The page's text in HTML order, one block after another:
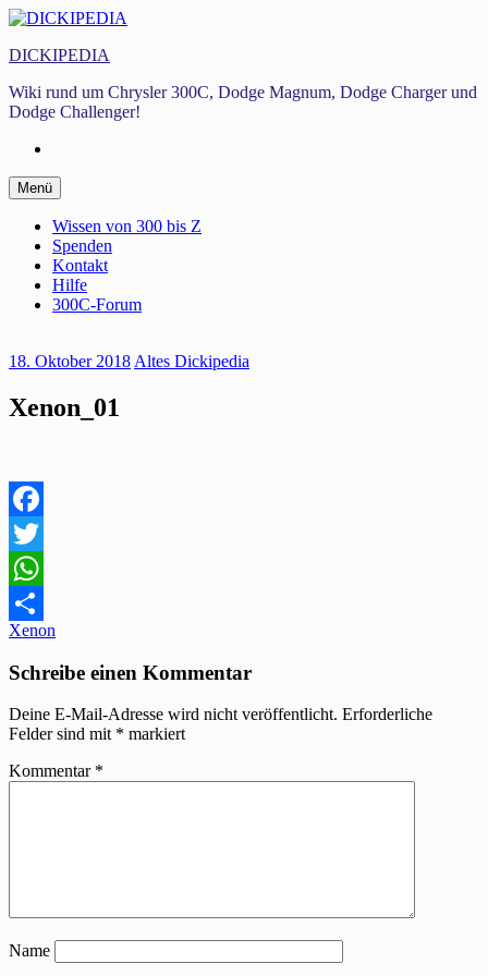
Zum
springen
DICKIPEDIA
Wiki rund um Chrysler 300C, Dodge Magnum, Dodge Charger und
Dodge Challenger!
Menü Zum
Inhalt
springen
Wissen von 300 bis Z
Spenden
Kontakt
Hilfe
300C-Forum
18. Oktober 2018 Altes Dickipedia
Xenon_01
Facebook
Twitter
WhatsApp
Teilen
Beitragsnavigation
Xenon
Schreibe einen Kommentar
Deine E-Mail-Adresse wird nicht veröffentlicht. Erforderliche
Felder sind mit * markiert
Kommentar *
Name